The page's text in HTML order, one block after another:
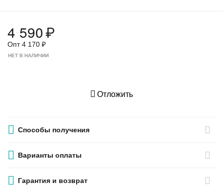
4 590₽
Опт4 170 ₽
НЕТ В НАЛИЧИИ
Отложить
Способы получения
Варианты оплаты
Гарантия и возврат